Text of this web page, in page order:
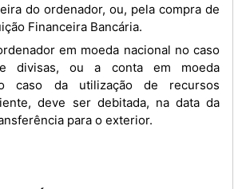
do ordenador, ou, pela compra de
Financeira Bancária.
divisas, ou a conta em moeda
caso da utilização de recursos
deve ser debitada, na data da
para o exterior.